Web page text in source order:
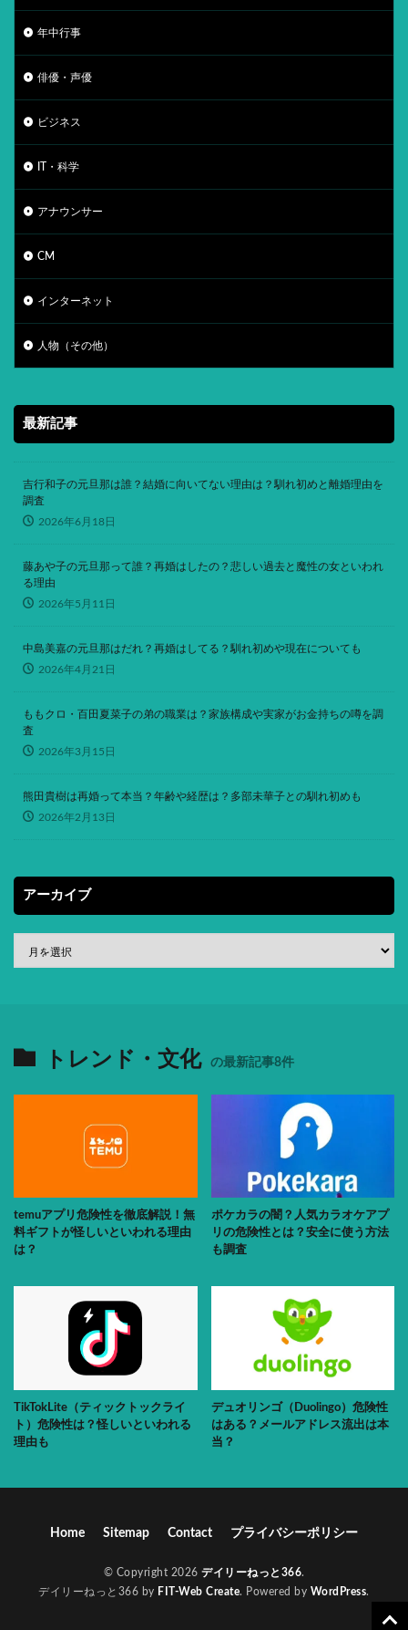
年中行事
俳優・声優
ビジネス
IT・科学
アナウンサー
CM
インターネット
人物（その他）
最新記事
吉行和子の元旦那は誰？結婚に向いてない理由は？馴れ初めと離婚理由を
調査
2026年6月18日
藤あや子の元旦那って誰？再婚はしたの？悲しい過去と魔性の女といわれ
る理由
2026年5月11日
中島美嘉の元旦那はだれ？再婚はしてる？馴れ初めや現在についても
2026年4月21日
ももクロ・百田夏菜子の弟の職業は？家族構成や実家がお金持ちの噂を調
査
2026年3月15日
熊田貴樹は再婚って本当？年齢や経歴は？多部未華子との馴れ初めも
2026年2月13日
アーカイブ
トレンド・文化 の最新記事8件
temuアプリ危険性を徹底解説！無
料ギフトが怪しいといわれる理由
は？
ポケカラの闇？人気カラオケアプ
リの危険性とは？安全に使う方法
も調査
TikTokLite（ティックトックライ
ト）危険性は？怪しいといわれる
理由も
デュオリンゴ（Duolingo）危険性
はある？メールアドレス流出は本
当？
Home Sitemap Contact プライバシーポリシー
© Copyright 2026 デイリーねっと366.
デイリーねっと366 by FIT-Web Create. Powered by WordPress.